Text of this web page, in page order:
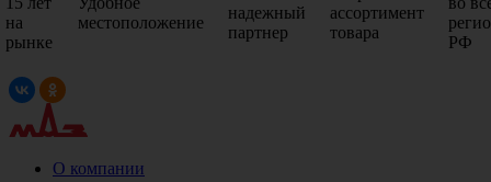
на
рынке
местоположение
надежный
партнер
ассортимент
товара
РФ
О компании